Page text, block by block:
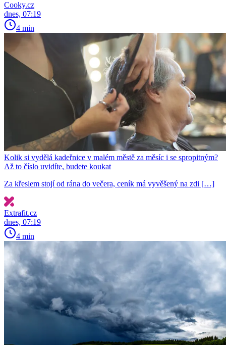
Cooky.cz
dnes, 07:19
4 min
Kolik si vydělá kadeřnice v malém městě za měsíc i se spropitným?
Až to číslo uvidíte, budete koukat
Za křeslem stojí od rána do večera, ceník má vyvěšený na zdi […]
Extrafit.cz
dnes, 07:19
4 min